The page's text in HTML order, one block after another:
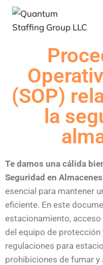
(SOP)
la
Te damos una cálida
Seguridad en
esencial para mantener
eficiente. En este
estacionamiento,
del equipo de
regulaciones para
prohibiciones de fumar